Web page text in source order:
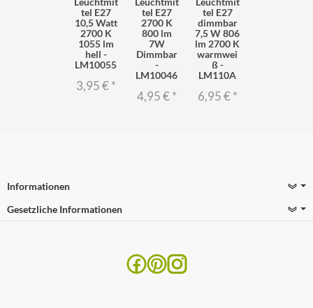
tel E27
10,5 Watt
2700 K
1055 lm
hell -
LM10055
3,95 €*
tel E27
2700 K
800 lm
7W
Dimmbar
-
LM10046
4,95 €*
tel E27
dimmbar
7,5 W 806
lm 2700 K
warmwei
ß -
LM110A
6,95 €*
Informationen
Gesetzliche Informationen